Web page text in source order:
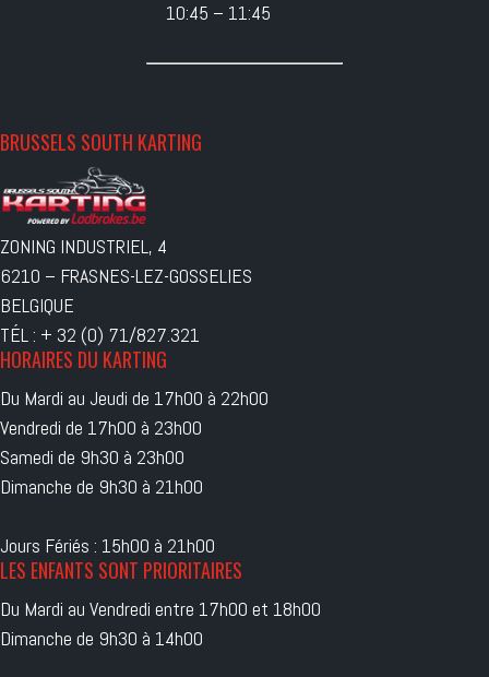
10:45 – 11:45
BRUSSELS SOUTH KARTING
ZONING INDUSTRIEL, 4
6210 – FRASNES-LEZ-GOSSELIES
BELGIQUE
TÉL : + 32 (0) 71/827.321
HORAIRES DU KARTING
Du Mardi au Jeudi de 17h00 à 22h00
Vendredi de 17h00 à 23h00
Samedi de 9h30 à 23h00
Dimanche de 9h30 à 21h00
Jours Fériés : 15h00 à 21h00
LES ENFANTS SONT PRIORITAIRES
Du Mardi au Vendredi entre 17h00 et 18h00
Dimanche de 9h30 à 14h00